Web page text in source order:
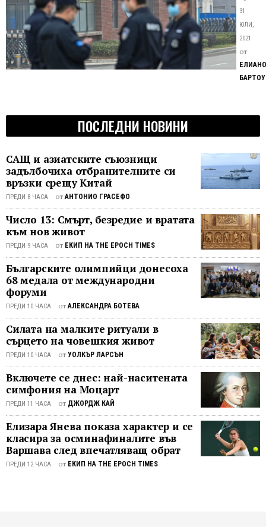
в
още
на
САЩ
е
да
по
в
през
2015
г.,
когато
Китай
да
с
и
на
Това
е
31
ЮЛИ,
2021
от
БАРТОУ
ПОСЛЕДНИ НОВИНИ
САЩ и азиатските съюзници
задълбочиха отбранителните си
връзки срещу Китай
ПРЕДИ 8 ЧАСА от АНТОНИО ГРАСЕФО
Число 13: Смърт, безредие и вратата
към нов живот
ПРЕДИ 9 ЧАСА от ЕКИП НА THE EPOCH TIMES
Българските олимпийци донесоха
68 медала от международни
форуми
ПРЕДИ 10 ЧАСА от АЛЕКСАНДРА БОТЕВА
Силата на малките ритуали в
сърцето на човешкия живот
ПРЕДИ 10 ЧАСА от УОЛКЪР ЛАРСЪН
Включете се днес: най-наситената
симфония на Моцарт
ПРЕДИ 11 ЧАСА от ДЖОРДЖ КАЙ
Елизара Янева показа характер и се
класира за осминафиналите във
Варшава след впечатляващ обрат
ПРЕДИ 12 ЧАСА от ЕКИП НА THE EPOCH TIMES